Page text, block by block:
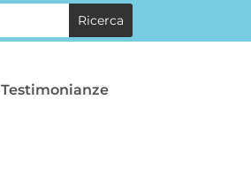
Testimonianze